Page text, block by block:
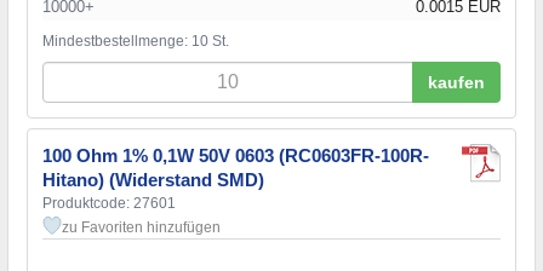
10000+
0.0015 EUR
Mindestbestellmenge: 10 St.
kaufen
100 Ohm 1% 0,1W 50V 0603 (RC0603FR-100R-
Hitano) (Widerstand SMD)
Produktcode: 27601
zu Favoriten hinzufügen